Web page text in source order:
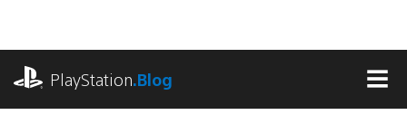
contenu
PlayStation.Blog